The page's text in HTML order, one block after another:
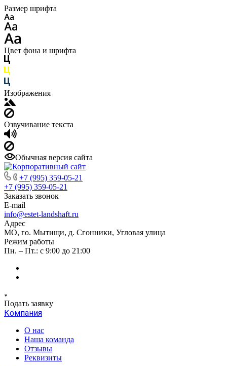
Размер шрифта
Цвет фона и шрифта
Изображения
Озвучивание текста
Обычная версия сайта
+7 (995) 359-05-21
+7 (995) 359-05-21
Заказать звонок
E-mail
info@estet-landshaft.ru
Адрес
МО, го. Мытищи, д. Сгонники, Угловая улица
Режим работы
Пн. – Пт.: с 9:00 до 21:00
Подать заявку
Компания
О нас
Наша команда
Отзывы
Реквизиты